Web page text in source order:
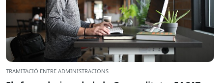
TRAMITACIÓ ENTRE ADMINISTRACIONS